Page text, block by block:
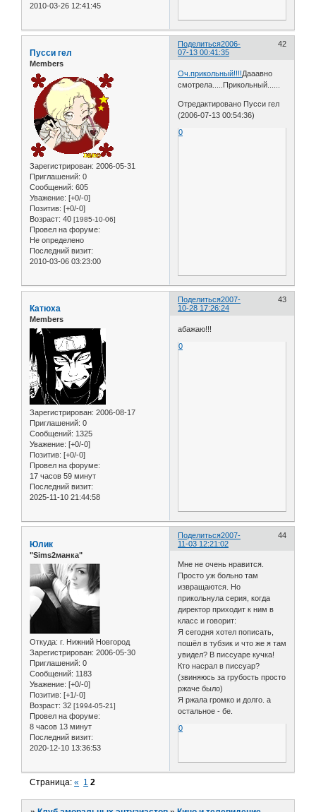
2010-03-26 12:41:45
Поделиться 42
2006-
07-13 00:41:35
Пусси гел
Members
Зарегистрирован: 2006-05-31
Приглашений: 0
Сообщений: 605
Уважение: [+0/-0]
Позитив: [+0/-0]
Возраст: 40 [1985-10-06]
Провел на форуме:
Не определено
Последний визит:
2010-03-06 03:23:00
Оч.прикольный!!!!Дааавно
смотрела.....Прикольный......
Отредактировано Пусси гел
(2006-07-13 00:54:36)
0
Поделиться 43
2007-
10-28 17:26:24
Катюха
Members
Зарегистрирован: 2006-08-17
Приглашений: 0
Сообщений: 1325
Уважение: [+0/-0]
Позитив: [+0/-0]
Провел на форуме:
17 часов 59 минут
Последний визит:
2025-11-10 21:44:58
абажаю!!!
0
Поделиться 44
2007-
11-03 12:21:02
Юлик
"Sims2манка"
Откуда: г. Нижний Новгород
Зарегистрирован: 2006-05-30
Приглашений: 0
Сообщений: 1183
Уважение: [+0/-0]
Позитив: [+1/-0]
Возраст: 32 [1994-05-21]
Провел на форуме:
8 часов 13 минут
Последний визит:
2020-12-10 13:36:53
Мне не очень нравится.
Просто уж больно там
извращаются. Но
прикольнула серия, когда
директор приходит к ним в
класс и говорит:
Я сегодня хотел пописать,
пошёл в тубзик и что же я там
увидел? В писсуаре кучка!
Кто насрал в писсуар?
(звиняюсь за грубость просто
ржаче было)
Я ржала громко и долго. а
остальное - бе.
0
Страница:« 1 2